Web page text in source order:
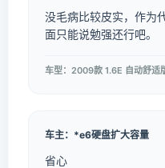
没毛病比较皮实，作为
面只能说勉强还行吧。
车型：2009款 1.6E 自动舒适
车主：*e6硬盘扩大容量
省心